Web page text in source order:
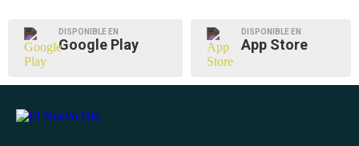
DISPONIBLE EN
Google Play
DISPONIBLE EN
App Store